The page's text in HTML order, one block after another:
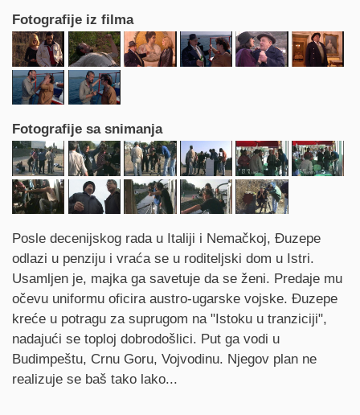
Fotografije iz filma
Fotografije sa snimanja
Synopsis
Posle decenijskog rada u Italiji i Nemačkoj, Đuzepe
odlazi u penziju i vraća se u roditeljski dom u Istri.
Usamljen je, majka ga savetuje da se ženi. Predaje mu
očevu uniformu oficira austro-ugarske vojske. Đuzepe
kreće u potragu za suprugom na "Istoku u tranziciji",
nadajući se toploj dobrodošlici. Put ga vodi u
Budimpeštu, Crnu Goru, Vojvodinu. Njegov plan ne
realizuje se baš tako lako...